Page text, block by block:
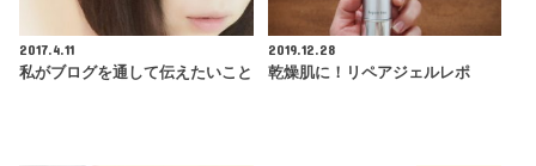
2017.4.11
私がブログを通して伝えたいこと
2019.12.28
乾燥肌に！リペアジェルレポ